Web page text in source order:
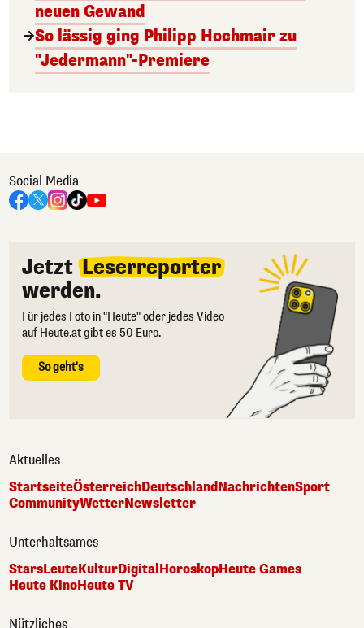
neuen Gewand
So lässig ging Philipp Hochmair zu
"Jedermann"-Premiere
Social Media
Jetzt Leserreporter
werden.
Für jedes Foto in "Heute" oder jedes Video
auf Heute.at gibt es 50 Euro.
So geht's
Aktuelles
StartseiteÖsterreichDeutschlandNachrichtenSport
CommunityWetterNewsletter
Unterhaltsames
StarsLeuteKulturDigital HoroskopHeute Games
Heute KinoHeute TV
Nützliches